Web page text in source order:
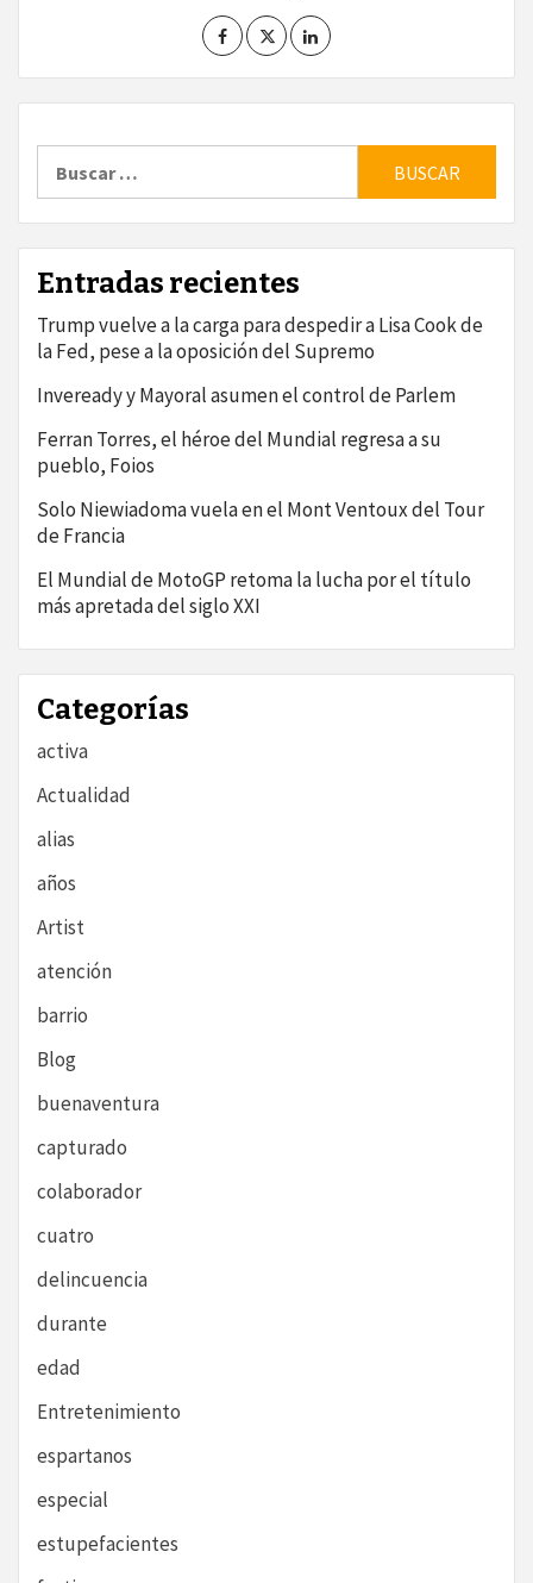
Entradas recientes
Trump vuelve a la carga para despedir a Lisa Cook de
la Fed, pese a la oposición del Supremo
Inveready y Mayoral asumen el control de Parlem
Ferran Torres, el héroe del Mundial regresa a su
pueblo, Foios
Solo Niewiadoma vuela en el Mont Ventoux del Tour
de Francia
El Mundial de MotoGP retoma la lucha por el título
más apretada del siglo XXI
Categorías
activa
Actualidad
alias
años
Artist
atención
barrio
Blog
buenaventura
capturado
colaborador
cuatro
delincuencia
durante
edad
Entretenimiento
espartanos
especial
estupefacientes